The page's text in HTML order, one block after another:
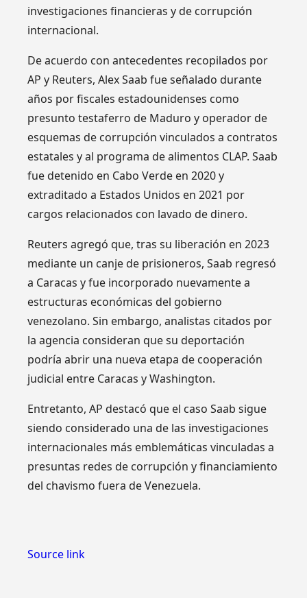
investigaciones financieras y de corrupción
internacional.
De acuerdo con antecedentes recopilados por
AP y Reuters, Alex Saab fue señalado durante
años por fiscales estadounidenses como
presunto testaferro de Maduro y operador de
esquemas de corrupción vinculados a contratos
estatales y al programa de alimentos CLAP. Saab
fue detenido en Cabo Verde en 2020 y
extraditado a Estados Unidos en 2021 por
cargos relacionados con lavado de dinero.
Reuters agregó que, tras su liberación en 2023
mediante un canje de prisioneros, Saab regresó
a Caracas y fue incorporado nuevamente a
estructuras económicas del gobierno
venezolano. Sin embargo, analistas citados por
la agencia consideran que su deportación
podría abrir una nueva etapa de cooperación
judicial entre Caracas y Washington.
Entretanto, AP destacó que el caso Saab sigue
siendo considerado una de las investigaciones
internacionales más emblemáticas vinculadas a
presuntas redes de corrupción y financiamiento
del chavismo fuera de Venezuela.
Source link